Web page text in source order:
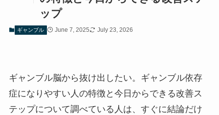
ップ
ギャンブル June 7, 2025 July 23, 2026
ギャンブル脳から抜け出したい。ギャンブル依存
症になりやすい人の特徴と今日からできる改善ス
テップについて調べている人は、すぐに結論だけ